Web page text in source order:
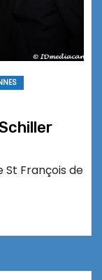
St François de